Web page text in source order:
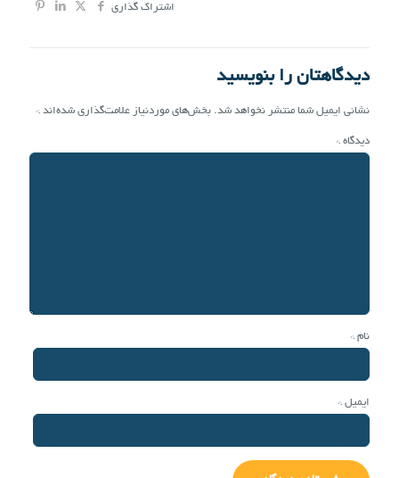
اشتراک گذاری
دیدگاهتان را بنویسید
نشانی ایمیل شما منتشر نخواهد شد. بخش‌های موردنیاز علامت‌گذاری شده‌اند *
دیدگاه *
نام *
ایمیل *